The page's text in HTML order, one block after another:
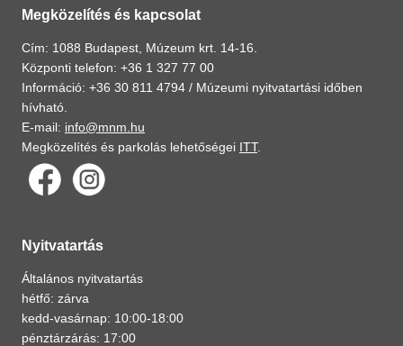
Megközelítés és kapcsolat
Cím: 1088 Budapest, Múzeum krt. 14-16.
Központi telefon: +36 1 327 77 00
Információ: +36 30 811 4794 / Múzeumi nyitvatartási időben
hívható.
E-mail: info@mnm.hu
Megközelítés és parkolás lehetőségei ITT.
Nyitvatartás
Általános nyitvatartás
hétfő: zárva
kedd-vasárnap: 10:00-18:00
pénztárzárás: 17:00